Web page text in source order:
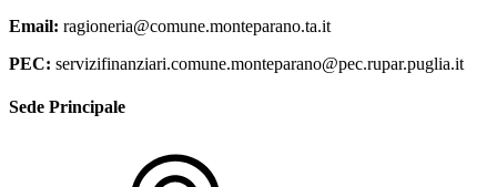
Email: ragioneria@comune.monteparano.ta.it
PEC: servizifinanziari.comune.monteparano@pec.rupar.puglia.it
Sede Principale